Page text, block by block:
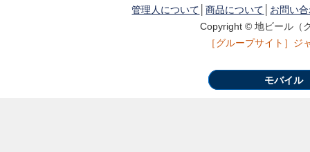
管理人について │商品について
お問い
Copyright © 地ビール（
［グループサイト］ ジ
モバイル